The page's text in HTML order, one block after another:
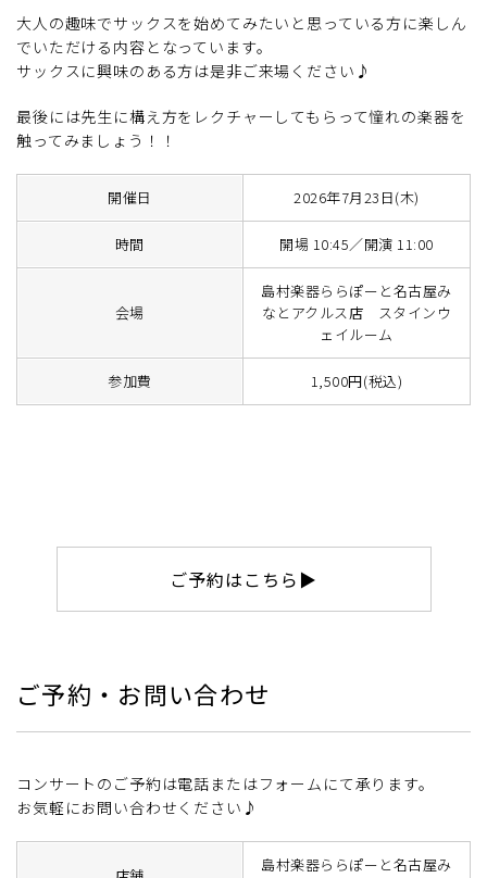
大人の趣味でサックスを始めてみたいと思っている方に楽しん
でいただける内容となっています。
サックスに興味のある方は是非ご来場ください♪
最後には先生に構え方をレクチャーしてもらって憧れの楽器を
触ってみましょう！！
開催日 2026年7月23日(木)
時間 開場 10:45／開演 11:00
会場
島村楽器ららぽーと名古屋み
なとアクルス店 スタインウ
ェイルーム
参加費 1,500円(税込)
ご予約はこちら▶
ご予約・お問い合わせ
コンサートのご予約は電話またはフォームにて承ります。
お気軽にお問い合わせください♪
島村楽器ららぽーと名古屋み